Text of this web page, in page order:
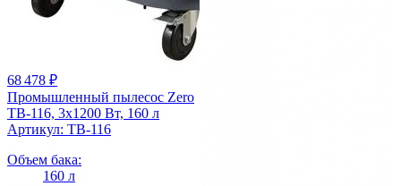
68 478 ₽
Промышленный пылесос Zero
TB-116, 3x1200 Вт, 160 л
Артикул: TB-116
Объем бака:
160 л